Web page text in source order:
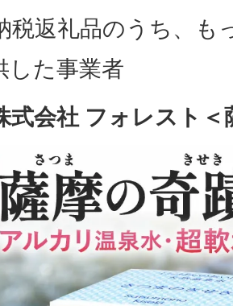
税返礼品のうち、も
した事業者
式会社 フォレスト＜